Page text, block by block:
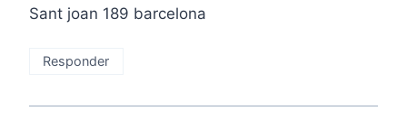
Sant joan 189 barcelona
Responder